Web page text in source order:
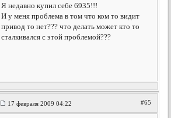
Я недавно купил себе 6935!!!
И у меня проблема в том что ком то видит
привод то нет??? что делать может кто то
сталкивался с этой проблемой???
17 февраля 2009 04:22 #65